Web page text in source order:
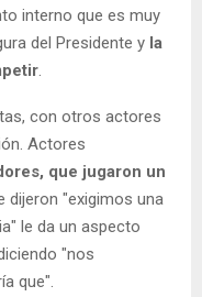
interno que es muy
del Presidente y la
.
con otros actores
Actores
que jugaron un
dijeron "exigimos una
le da un aspecto
"nos
que".